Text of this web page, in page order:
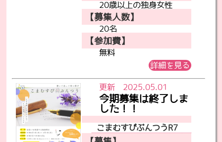
20歳以上の独身女性
【募集人数】
20名
【参加費】
無料
詳細を見る
こまむすびぶんつうR7
今期募集は終了しま
した！！
更新 2025.05.01